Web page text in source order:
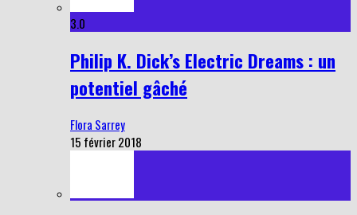
3.0
Philip K. Dick’s Electric Dreams : un
potentiel gâché
Flora Sarrey
15 février 2018